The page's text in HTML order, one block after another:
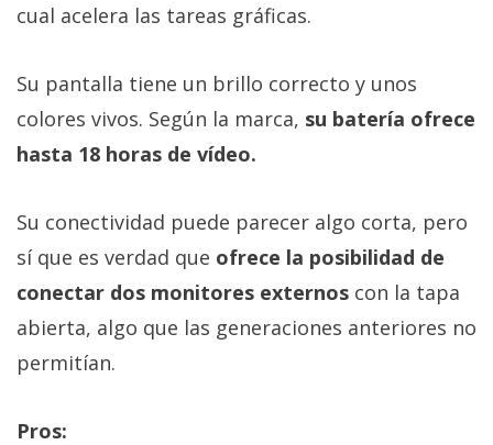
cual acelera las tareas gráficas.
Su pantalla tiene un brillo correcto y unos
colores vivos. Según la marca, su batería ofrece
hasta 18 horas de vídeo.
Su conectividad puede parecer algo corta, pero
sí que es verdad que ofrece la posibilidad de
conectar dos monitores externos con la tapa
abierta, algo que las generaciones anteriores no
permitían.
Pros: